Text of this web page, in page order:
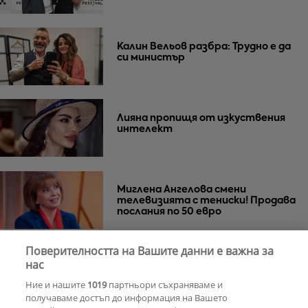
Калин Вельов разбра: Трудно е да
си министър
Лияна пропищя от изкуствения
интелект
Миглена Ангелова смени
телевизията с тениски! Продава
послания по 50 евро
Поверителността на Вашите данни е важна за
нас
Ние и нашите 1019партньори съхраняваме и
получаваме достъп до информация на Вашето